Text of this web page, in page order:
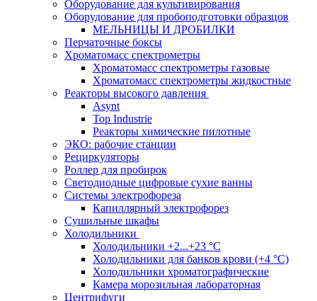
Оборудование для культивирования
Оборудование для пробоподготовки образцов
МЕЛЬНИЦЫ И ДРОБИЛКИ
Перчаточные боксы
Хроматомасс спектрометры
Хроматомасс спектрометры газовые
Хроматомасс спектрометры жидкостные
Реакторы высокого давления
Asynt
Top Industrie
Реакторы химические пилотные
ЭКО: рабочие станции
Рециркуляторы
Роллер для пробирок
Светодиодные цифровые сухие ванны
Системы электрофореза
Капиллярный электрофорез
Сушильные шкафы
Холодильники
Холодильники +2...+23 °С
Холодильники для банков крови (+4 °С)
Холодильники хроматографические
Камера морозильная лабораторная
Центрифуги